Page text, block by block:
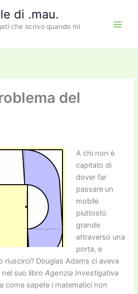
di .mau.
che scrivo quando mi
del
A chi non è
capitato di
dover far
passare un
mobile
piuttosto
grande
attraverso una
porta, e
riuscirci? Douglas Adams ci aveva
nel suo libroAgenzia Investigativa
come sapete i matematici non